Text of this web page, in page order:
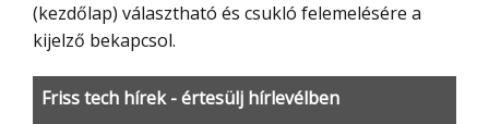
(kezdőlap) választható és csukló felemelésére a
kijelző bekapcsol.
Friss tech hírek - értesülj hírlevélben